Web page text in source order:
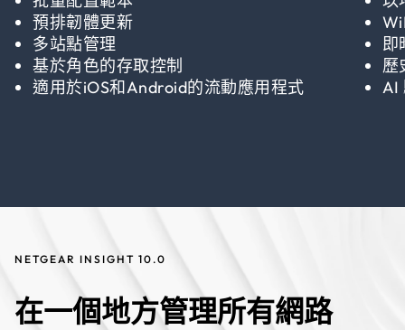
預排韌體更新
多站點管理
基於角色的存取控制
適用於iOS和Android的流動應用程式
即
歷
AI
NETGEAR INSIGHT 10.0
在一個地方管理所有網路